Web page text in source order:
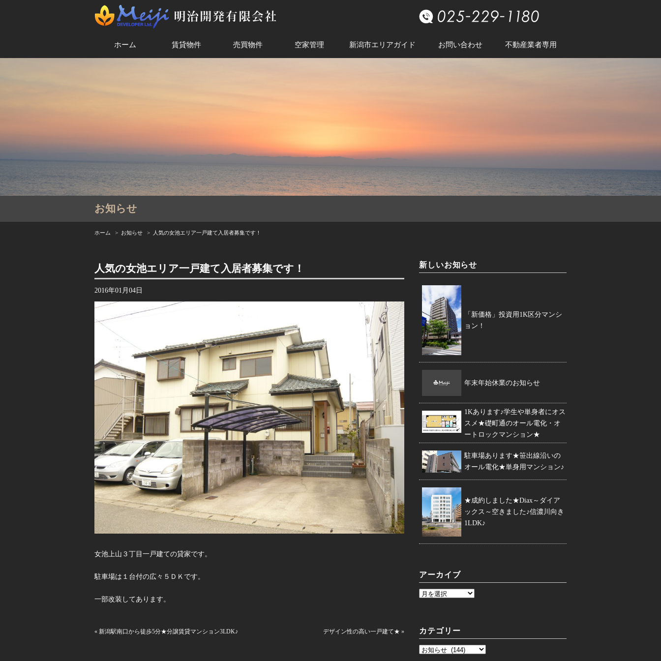
ホーム 賃貸物件 売買物件 空家管理 新潟市エリアガイド お問い合わせ 不動産業者専用
お知らせ
ホーム > お知らせ > 人気の女池エリア一戸建て入居者募集です！
人気の女池エリア一戸建て入居者募集です！
2016年01月04日
女池上山３丁目一戸建ての貸家です。
駐車場は１台付の広々５ＤＫです。
一部改装してあります。
« 新潟駅南口から徒歩5分★分譲賃貸マンション3LDK♪ デザイン性の高い一戸建て★ »
新しいお知らせ
「新価格」投資用1K区分マンシ
ョン！
年末年始休業のお知らせ
1Kあります♪学生や単身者にオス
スメ★礎町通のオール電化・オ
ートロックマンション★
駐車場あります★笹出線沿いの
オール電化★単身用マンション♪
★成約しました★Diax～ダイア
ックス～空きました♪信濃川向き
1LDK♪
アーカイブ
カテゴリー